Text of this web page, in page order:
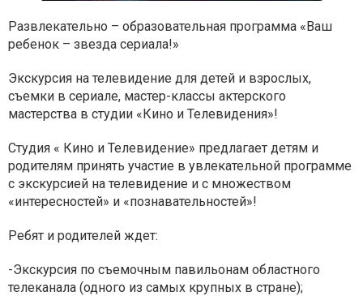
Развлекательно – образовательная программа «Ваш
ребенок – звезда сериала!»
Экскурсия на телевидение для детей и взрослых,
съемки в сериале, мастер-классы актерского
мастерства в студии «Кино и Телевидения»!
Cтудия « Кино и Телевидение» предлагает детям и
родителям принять участие в увлекательной программе
с экскурсией на телевидение и с множеством
«интересностей» и «познавательностей»!
Ребят и родителей ждет:
-Экскурсия по съемочным павильонам областного
телеканала (одного из самых крупных в стране);